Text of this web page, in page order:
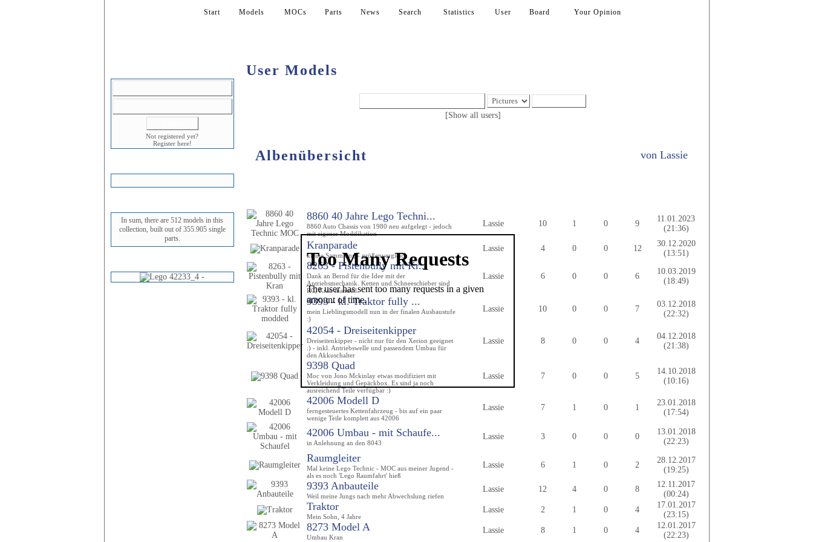
Start Models MOCs Parts News Search Statistics User Board Your Opinion
Not registered yet?
Register here!
In sum, there are 512 models in this
collection, built out of 355.905 single
parts.
User Models
[Show all users]
Albenübersicht von Lassie
8860 40 Jahre Lego Techni...
8860 Auto Chassis von 1980 neu aufgelegt - jedoch
mit eigener Modifikation
Lassie 10 1 0 9
11.01.2023
(21:36)
Kranparade
kleine Sammlung - größenvergleich
Lassie 4 0 0 12
30.12.2020
(13:51)
8263 - Pistenbully mit Kr...
Dank an Bernd für die Idee mit der
Antriebsmechanik. Ketten und Schneeschieber sind
RC, Kran manuell.
Lassie 6 0 0 6
10.03.2019
(18:49)
9393 - kl. Traktor fully ...
mein Lieblingsmodell nun in der finalen Ausbaustufe
:)
Lassie 10 0 0 7
03.12.2018
(22:32)
42054 - Dreiseitenkipper
Dreiseitenkipper - nicht nur für den Xerion geeignet
:) - inkl. Antriebswelle und passendem Umbau für
den Akkuschalter
Lassie 8 0 0 4
04.12.2018
(21:38)
9398 Quad
Moc von Jono Mckinlay etwas modifiziert mit
Verkleidung und Gepäckbox. Es sind ja noch
ausreichend Teile verfügbar :)
Lassie 7 0 0 5
14.10.2018
(10:16)
42006 Modell D
ferngesteuertes Kettenfahrzeug - bis auf ein paar
wenige Teile komplett aus 42006
Lassie 7 1 0 1
23.01.2018
(17:54)
42006 Umbau - mit Schaufe...
in Anlehnung an den 8043
Lassie 3 0 0 0
13.01.2018
(22:23)
Raumgleiter
Mal keine Lego Technic - MOC aus meiner Jugend -
als es noch 'Lego Raumfahrt' hieß
Lassie 6 1 0 2
28.12.2017
(19:25)
9393 Anbauteile
Weil meine Jungs nach mehr Abwechslung riefen
Lassie 12 4 0 8
12.11.2017
(00:24)
Traktor
Mein Sohn, 4 Jahre
Lassie 2 1 0 4
17.01.2017
(23:15)
8273 Model A
Umbau Kran
Lassie 8 1 0 4
12.01.2017
(22:23)